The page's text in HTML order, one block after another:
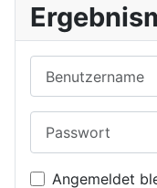
Angemeldet